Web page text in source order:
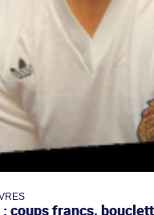
coups francs,